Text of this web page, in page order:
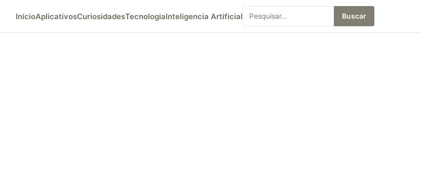
InícioAplicativosCuriosidadesTecnologiaInteligencia Artificial Buscar